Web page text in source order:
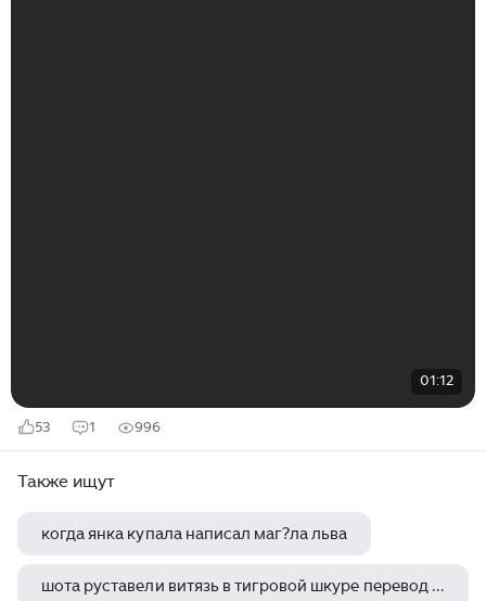
01:12
53 1 996
Также ищут
когда янка купала написал маг?ла льва
шота руставели витязь в тигровой шкуре перевод заболоцкого